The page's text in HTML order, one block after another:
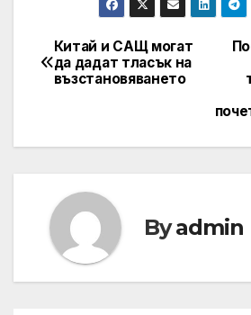
Post
navigation
Китай и САЩ могат
да дадат тласък на
възстановяването
Byadmin